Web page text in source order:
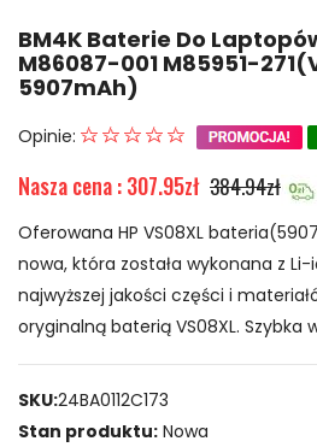
BM4K Baterie Do
M86087-001 M85951-
5907mAh)
Opinie:
Nasza cena : 307.95zł 384.94zł
Oferowana HP VS08XL
nowa, która została wykonana z
najwyższej jakości części i
oryginalną baterią VS08XL. Szybka
SKU:24BA0112C173
Stan produktu: Nowa